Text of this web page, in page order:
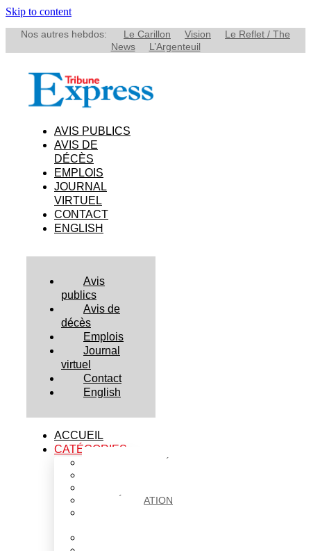
Skip to content
Nos autres hebdos: Le Carillon Vision
Le Reflet / The
News
L’Argenteuil
AVIS PUBLICS
AVIS DE
DÉCÈS
EMPLOIS
JOURNAL
VIRTUEL
CONTACT
ENGLISH
Avis
publics
Avis de
décès
Emplois
Journal
virtuel
Contact
English
ACCUEIL
CATÉGORIES
ÉDUCATION